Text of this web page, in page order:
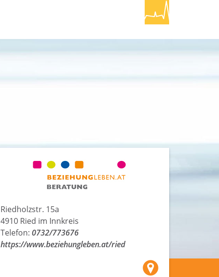
Riedholzstr. 15a
4910 Ried im Innkreis
Telefon: 0732/773676
https://www.beziehungleben.at/ried